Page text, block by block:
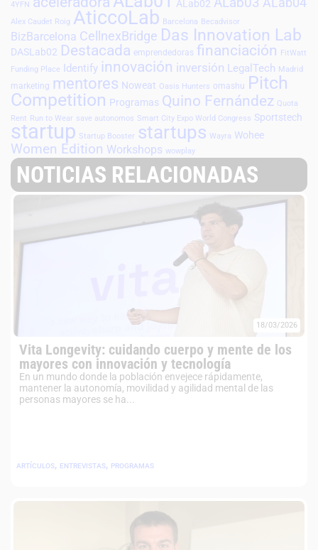
4YFN ALab02
Alex Caudet Roig AticcoLab Barcelona Becadvisor
BizBarcelona CellnexBridge Das Innovation Lab
DASLab02 Destacada emprendedoras financiación
FitWatt
Funding Place Identify innovación inversión LegalTech Madrid
marketing mentores Noweat Oasis Hunters omashu Pitch
Competition Programas Quino Fernández Quota
Rent Run to Wear save autonomos Smart City Expo World Congress Sportstech
startup Startup Booster startups Wayra Wohee
Women Edition Workshops wowplay
NOTICIAS RELACIONADAS
18/03/2026
Vita Longevity: cuidando cuerpo y mente de los
mayores con innovación y tecnología
En un mundo donde la población envejece rápidamente,
mantener la autonomía, movilidad y agilidad mental de las
personas mayores se ha...
ARTÍCULOS, ENTREVISTAS, PROGRAMAS